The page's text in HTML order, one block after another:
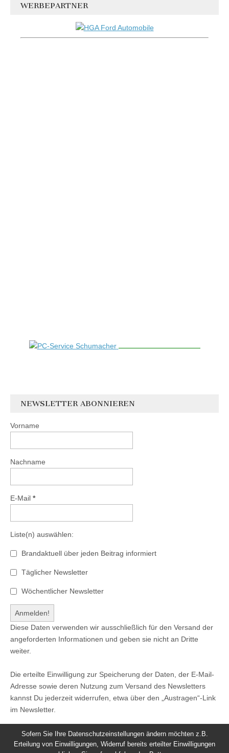
WERBEPARTNER
NEWSLETTER ABONNIEREN
Vorname
Nachname
E-Mail *
Liste(n) auswählen:
Brandaktuell über jeden Beitrag informiert
Täglicher Newsletter
Wöchentlicher Newsletter
Diese Daten verwenden wir ausschließlich für den Versand der
angeforderten Informationen und geben sie nicht an Dritte
weiter.
Die erteilte Einwilligung zur Speicherung der Daten, der E-Mail-
Adresse sowie deren Nutzung zum Versand des Newsletters
kannst Du jederzeit widerrufen, etwa über den „Austragen“-Link
im Newsletter.
Sofern Sie Ihre Datenschutzeinstellungen ändern möchten z.B.
Erteilung von Einwilligungen, Widerruf bereits erteilter Einwilligungen